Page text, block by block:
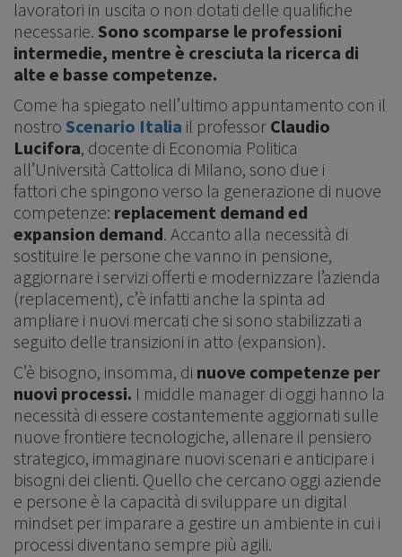
lavoratori in uscita o non dotati delle qualifiche
necessarie. Sono scomparse le professioni
intermedie, mentre è cresciuta la ricerca di
alte e basse competenze.
Come ha spiegato nell’ultimo appuntamento con il
nostro Scenario Italia il professor Claudio
Lucifora, docente di Economia Politica
all’Università Cattolica di Milano, sono due i
fattori che spingono verso la generazione di nuove
competenze: replacement demand ed
expansion demand. Accanto alla necessità di
sostituire le persone che vanno in pensione,
aggiornare i servizi offerti e modernizzare l’azienda
(replacement), c’è infatti anche la spinta ad
ampliare i nuovi mercati che si sono stabilizzati a
seguito delle transizioni in atto (expansion).
C’è bisogno, insomma, di nuove competenze per
nuovi processi. I middle manager di oggi hanno la
necessità di essere costantemente aggiornati sulle
nuove frontiere tecnologiche, allenare il pensiero
strategico, immaginare nuovi scenari e anticipare i
bisogni dei clienti. Quello che cercano oggi aziende
e persone è la capacità di sviluppare un digital
mindset per imparare a gestire un ambiente in cui i
processi diventano sempre più agili.